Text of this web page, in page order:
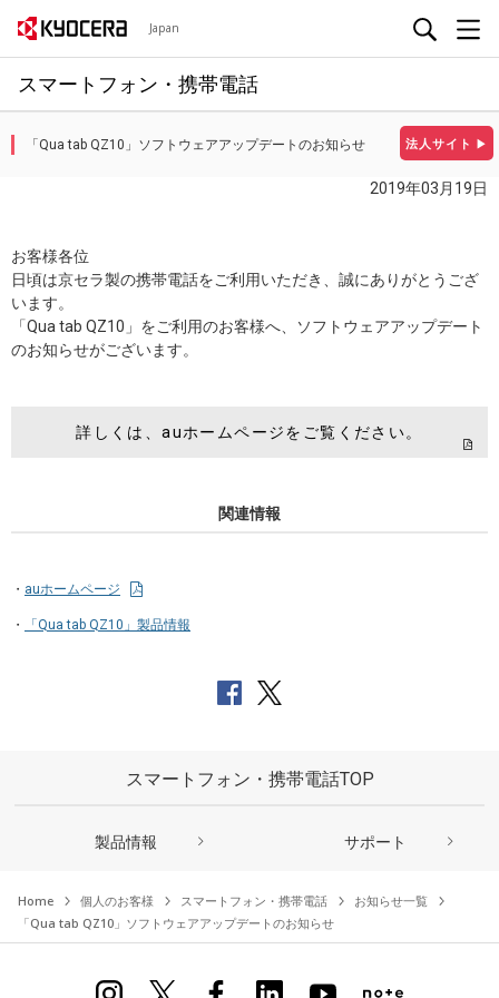
Japan
スマートフォン・携帯電話
法人サイト ▶
「Qua tab QZ10」ソフトウェアアップデートのお知らせ
2019年03月19日
お客様各位
日頃は京セラ製の携帯電話をご利用いただき、誠にありがとうござ
います。
「Qua tab QZ10」をご利用のお客様へ、ソフトウェアアップデート
のお知らせがございます。
詳しくは、auホームページをご覧ください。
関連情報
auホームページ
「Qua tab QZ10」製品情報
スマートフォン・携帯電話TOP
製品情報 サポート
Home 個人のお客様 スマートフォン・携帯電話
お知らせ一覧
「Qua tab QZ10」ソフトウェアアップデートのお知らせ